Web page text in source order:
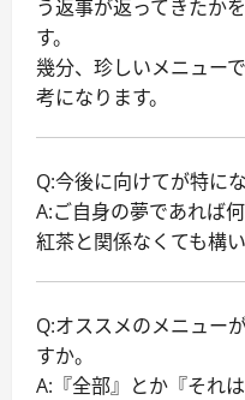
う返事が返ってきたか
す。
幾分、珍しいメニュー
考になります。
Q:今後に向けてが特に
A:ご自身の夢であれば
紅茶と関係なくても構い
Q:オススメのメニュー
すか。
A:『全部』とか『それ